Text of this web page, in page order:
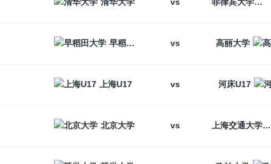
清华大学 菲律宾大学
早稻田大学 vs 高丽大学
上海U17 vs 河床U17
北京大学 vs 上海交通大学